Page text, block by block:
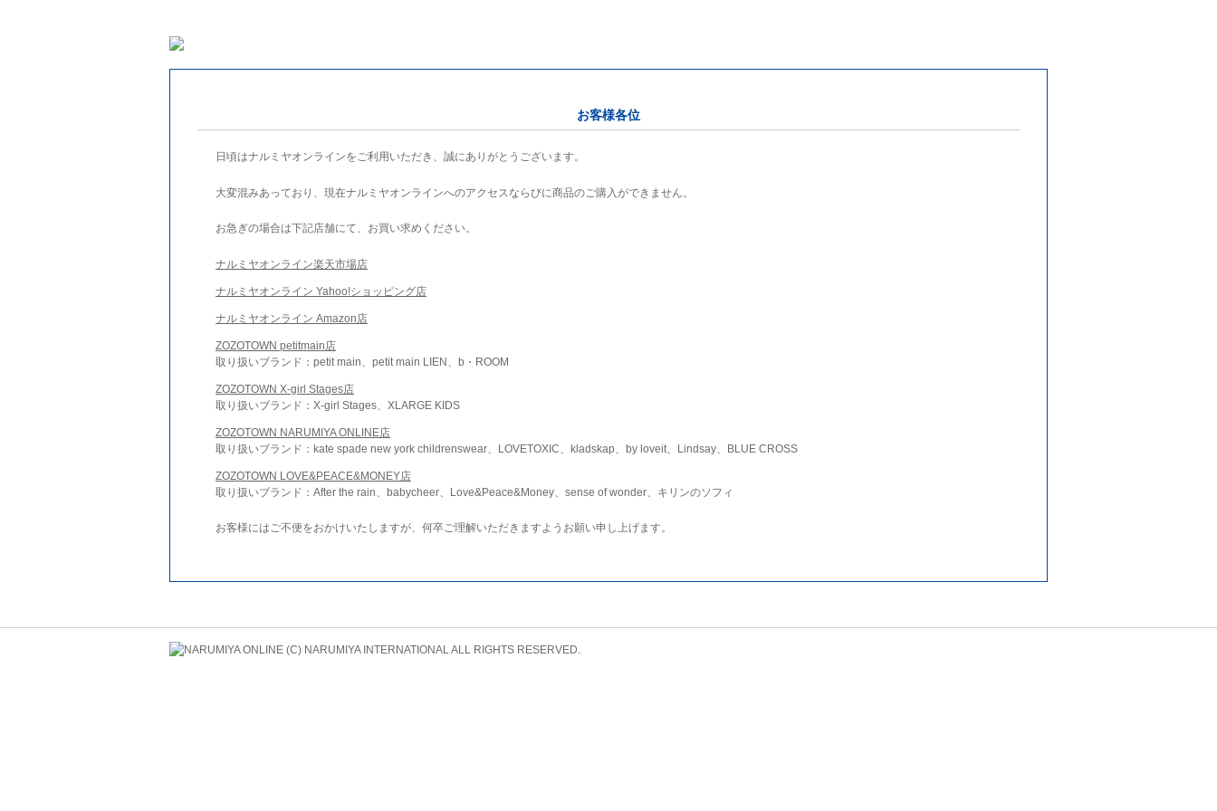
お客様各位
日頃はナルミヤオンラインをご利用いただき、誠にありがとうございます。
大変混みあっており、現在ナルミヤオンラインへのアクセスならびに商品のご購入ができません。
お急ぎの場合は下記店舗にて、お買い求めください。
ナルミヤオンライン楽天市場店
ナルミヤオンライン Yahoo!ショッピング店
ナルミヤオンライン Amazon店
ZOZOTOWN petitmain店
取り扱いブランド：petit main、petit main LIEN、b・ROOM
ZOZOTOWN X-girl Stages店
取り扱いブランド：X-girl Stages、XLARGE KIDS
ZOZOTOWN NARUMIYA ONLINE店
取り扱いブランド：kate spade new york childrenswear、LOVETOXIC、kladskap、by loveit、Lindsay、BLUE CROSS
ZOZOTOWN LOVE&PEACE&MONEY店
取り扱いブランド：After the rain、babycheer、Love&Peace&Money、sense of wonder、キリンのソフィ
お客様にはご不便をおかけいたしますが、何卒ご理解いただきますようお願い申し上げます。